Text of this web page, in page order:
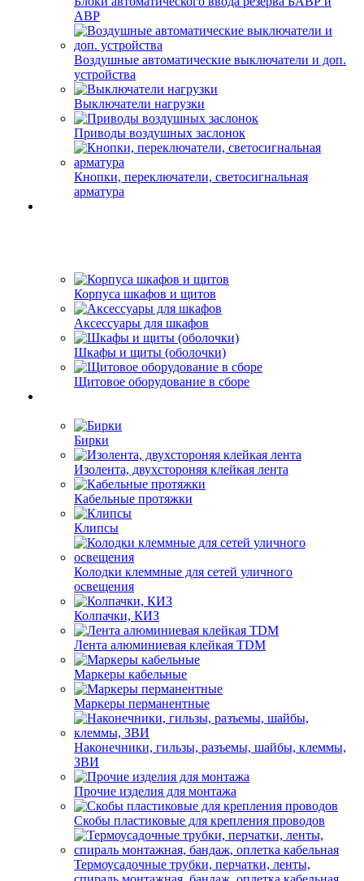
АВР
Воздушные автоматические выключатели и доп.
устройства
Выключатели нагрузки
Приводы воздушных заслонок
Кнопки, переключатели, светосигнальная
арматура
Корпуса шкафов и щитов
Аксессуары для шкафов
Шкафы и щиты (оболочки)
Щитовое оборудование в сборе
Бирки
Изолента, двухстороняя клейкая лента
Кабельные протяжки
Клипсы
Колодки клеммные для сетей уличного
освещения
Колпачки, КИЗ
Лента алюминиевая клейкая TDM
Маркеры кабельные
Маркеры перманентные
Наконечники, гильзы, разъемы, шайбы, клеммы,
ЗВИ
Прочие изделия для монтажа
Скобы пластиковые для крепления проводов
Термоусадочные трубки, перчатки, ленты,